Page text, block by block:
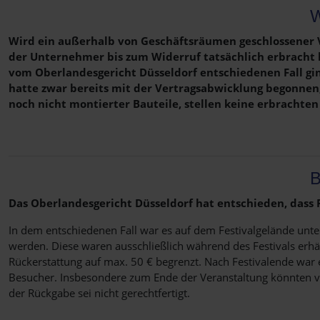
Wird ein außerhalb von Geschäftsräumen
der Unternehmer bis zum Widerruf tatsächlich erbracht
vom Oberlandesgericht Düsseldorf entschiedenen Fall
hatte zwar bereits mit der Vertragsabwicklung
noch nicht montierter Bauteile, stellen keine erbrachten
Das Oberlandesgericht Düsseldorf hat entschieden,
In dem entschiedenen Fall war es auf dem Festivalgelände
werden. Diese waren ausschließlich während des Festivals
Rückerstattung auf max. 50 € begrenzt. Nach Festivalende
Besucher. Insbesondere zum Ende der Veranstaltung
der Rückgabe sei nicht gerechtfertigt.